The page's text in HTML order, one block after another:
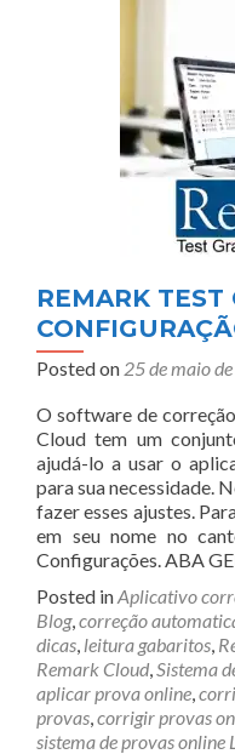
REMARK
Posted on 25 de maio
O software de
Cloud tem um
ajudá-lo a usar o
para sua necessidade.
fazer esses ajustes.
em seu nome no
Configurações. ABA
Posted inAplicativo
Blog,correção
dicas, leitura gabaritos,
Remark Cloud,Sistema
aplicar prova online,
provas,corrigir provas
sistema de provas online